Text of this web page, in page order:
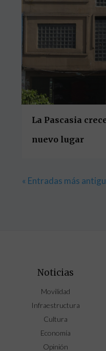
La Pascasia
nuevo lugar
« Entradas más
Noticias
Movilidad
Infraestructura
Cultura
Economía
Opinión